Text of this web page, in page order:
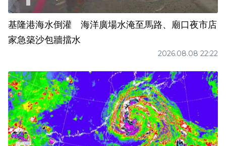
基隆港海水倒灌 海洋廣場水淹至馬路、廟口夜市店
家急築沙包牆擋水
2026.08.08 22:22